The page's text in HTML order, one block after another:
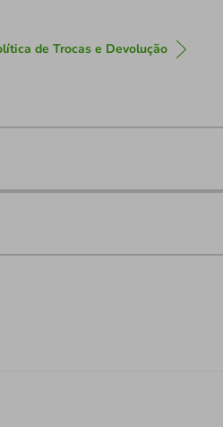
de Trocas e Devolução